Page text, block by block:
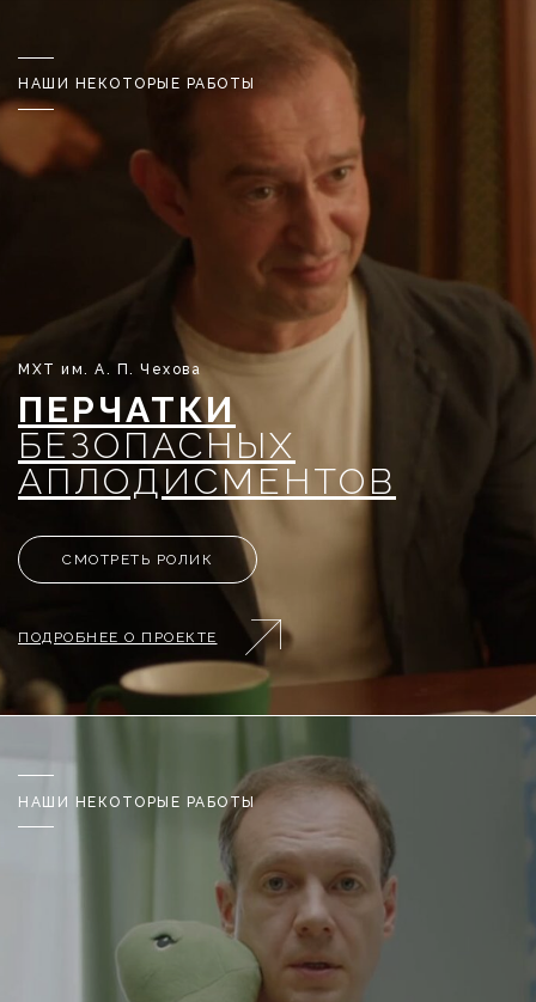
ПЕРЧАТКИ
БЕЗОПАСНЫХ
АПЛОДИСМЕНТОВ
НАШИ НЕКОТОРЫЕ РАБОТЫ
ПОДРОБНЕЕ О ПРОЕКТЕ
МХТ им. А. П. Чехова
СМОТРЕТЬ РОЛИК
НАШИ НЕКОТОРЫЕ РАБОТЫ